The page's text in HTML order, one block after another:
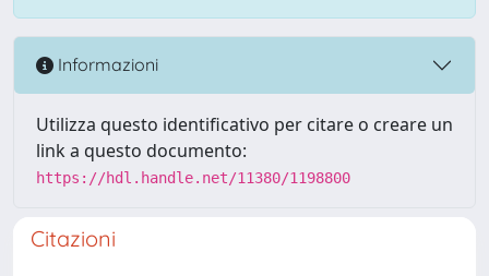
Informazioni
Utilizza questo identificativo per citare o creare un
link a questo documento:
https://hdl.handle.net/11380/1198800
Citazioni